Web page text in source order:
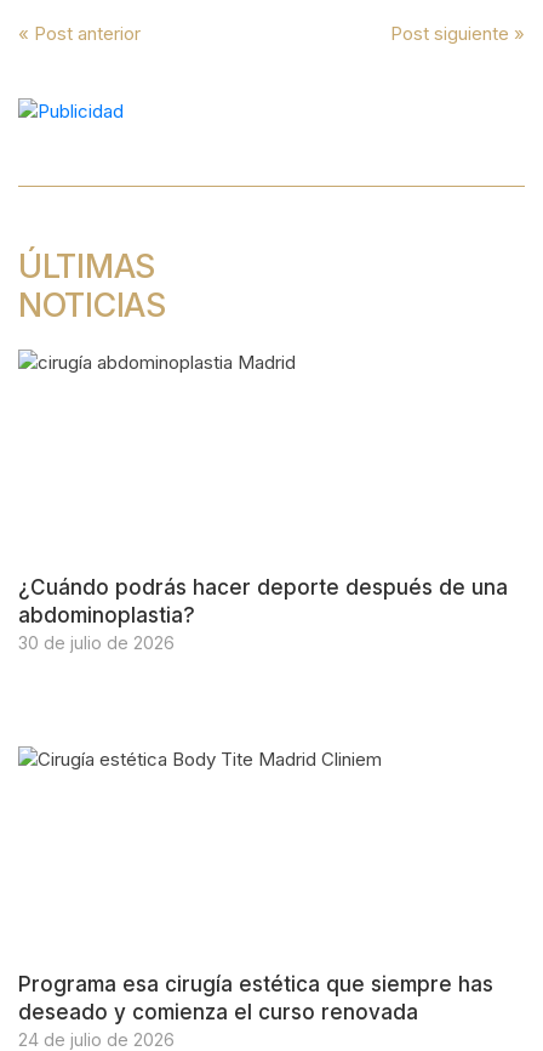
Navegación
de
entradas
« Post anterior Post siguiente »
ÚLTIMAS
NOTICIAS
¿Cuándo podrás hacer deporte después de una
abdominoplastia?
30 de julio de 2026
Programa esa cirugía estética que siempre has
deseado y comienza el curso renovada
24 de julio de 2026